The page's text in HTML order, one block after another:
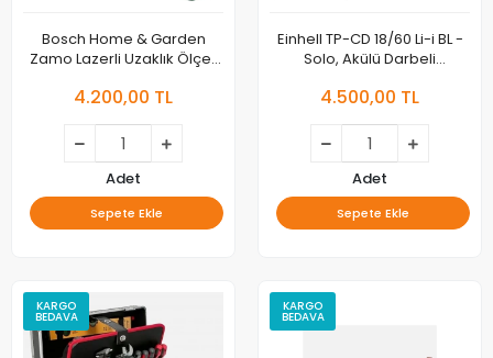
Bosch Home & Garden
Zamo Lazerli Uzaklık Ölçer
Ölçme Süresi, 2 x AA Pil,
4.200,00 TL
Adet
Sepete Ekle
Einhell TP-CD 18/60 Li-i BL -
Solo, Akülü Darbeli
4.500,00 TL
Adet
Sepete Ekle
KARGO
BEDAVA
KARGO
BEDAVA